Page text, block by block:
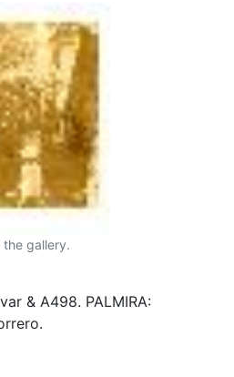
gallery.
& A498. PALMIRA: